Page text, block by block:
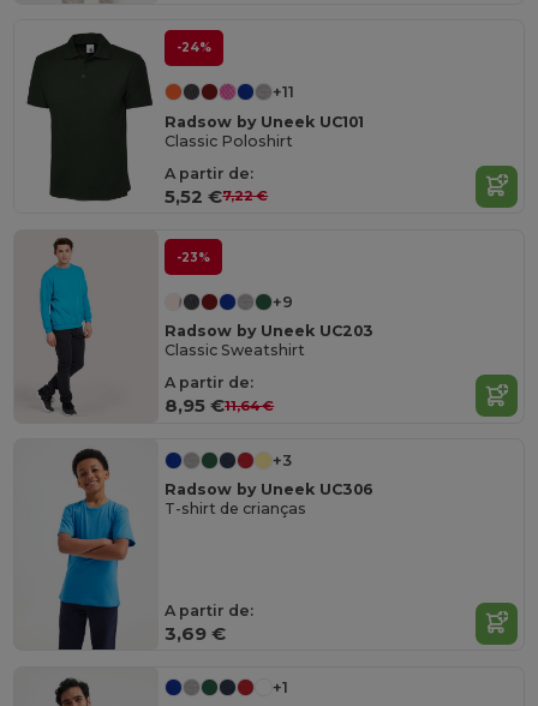
-24%
+11
Radsow by Uneek UC101
Classic Poloshirt
A partir de:
5,52 €7,22 €
-23%
+9
Radsow by Uneek UC203
Classic Sweatshirt
A partir de:
8,95 €11,64 €
+3
Radsow by Uneek UC306
T-shirt de crianças
A partir de:
3,69 €
+1